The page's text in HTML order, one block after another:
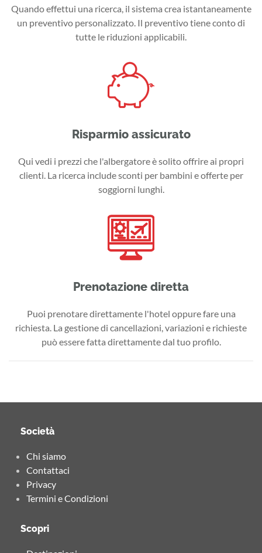
Quando effettui una ricerca, il sistema crea istantaneamente
un preventivo personalizzato. Il preventivo tiene conto di
tutte le riduzioni applicabili.
Risparmio assicurato
Qui vedi i prezzi che l'albergatore è solito offrire ai propri
clienti. La ricerca include sconti per bambini e offerte per
soggiorni lunghi.
Prenotazione diretta
Puoi prenotare direttamente l'hotel oppure fare una
richiesta. La gestione di cancellazioni, variazioni e richieste
può essere fatta direttamente dal tuo profilo.
Società
Chi siamo
Contattaci
Privacy
Termini e Condizioni
Scopri